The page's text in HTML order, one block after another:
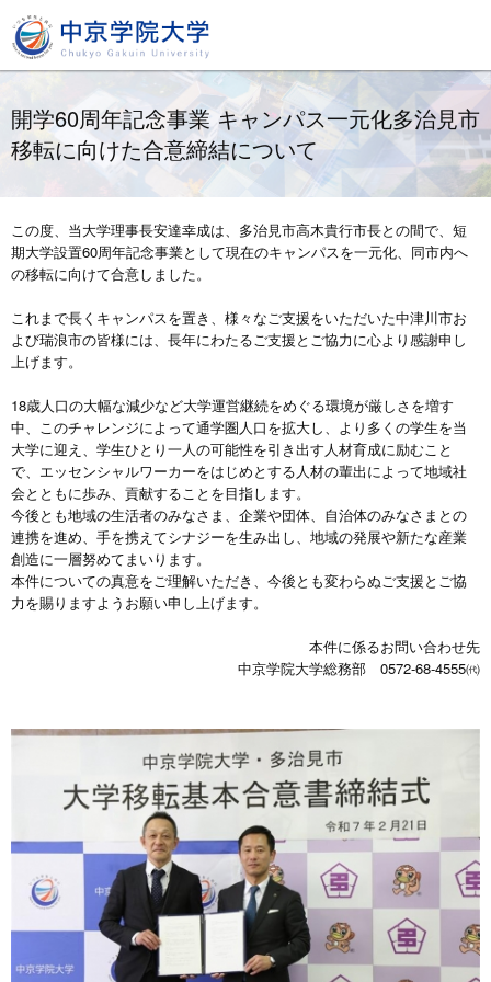
開学60周年記念事業 キャンパス一元化多治見市
移転に向けた合意締結について
この度、当大学理事長安達幸成は、多治見市高木貴行市長との間で、短
期大学設置60周年記念事業として現在のキャンパスを一元化、同市内へ
の移転に向けて合意しました。
これまで長くキャンパスを置き、様々なご支援をいただいた中津川市お
よび瑞浪市の皆様には、長年にわたるご支援とご協力に心より感謝申し
上げます。
18歳人口の大幅な減少など大学運営継続をめぐる環境が厳しさを増す
中、このチャレンジによって通学圏人口を拡大し、より多くの学生を当
大学に迎え、学生ひとり一人の可能性を引き出す人材育成に励むこと
で、エッセンシャルワーカーをはじめとする人材の輩出によって地域社
会とともに歩み、貢献することを目指します。
今後とも地域の生活者のみなさま、企業や団体、自治体のみなさまとの
連携を進め、手を携えてシナジーを生み出し、地域の発展や新たな産業
創造に一層努めてまいります。
本件についての真意をご理解いただき、今後とも変わらぬご支援とご協
力を賜りますようお願い申し上げます。
本件に係るお問い合わせ先
中京学院大学総務部 0572-68-4555㈹